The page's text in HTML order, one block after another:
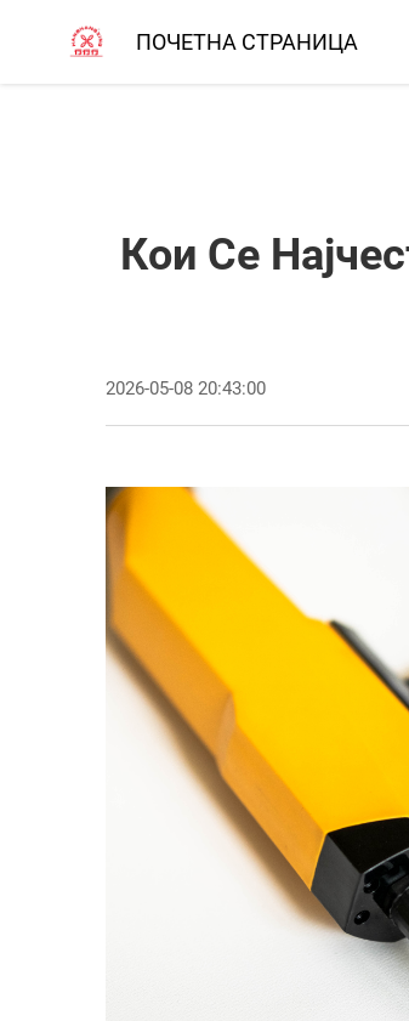
ПОЧЕТНА СТРАНИЦА
Кои Се
2026-05-08 20:43:00